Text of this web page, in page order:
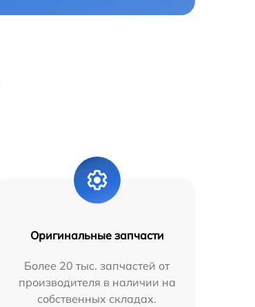
Оригинальные запчасти
Более 20 тыс. запчастей от
производителя в наличии на
собственных складах.